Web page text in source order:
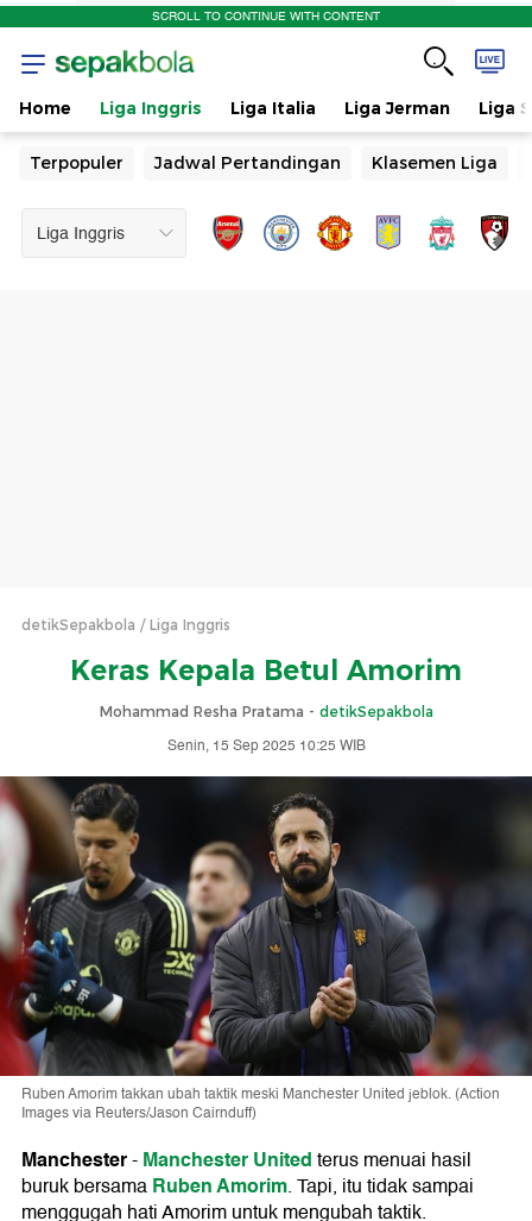
SCROLL TO CONTINUE WITH CONTENT
Home Liga Inggris Liga Italia Liga Jerman Liga
Terpopuler Jadwal Pertandingan Klasemen Liga
detikSepakbola Liga Inggris
Keras Kepala Betul Amorim
Mohammad Resha Pratama - detikSepakbola
Senin, 15 Sep 2025 10:25 WIB
Ruben Amorim takkan ubah taktik meski Manchester United jeblok. (Action
Images via Reuters/Jason Cairnduff)
Manchester-Manchester Unitedterus menuai hasil
buruk bersamaRuben Amorim. Tapi, itu tidak sampai
menggugah hati Amorim untuk mengubah taktik.